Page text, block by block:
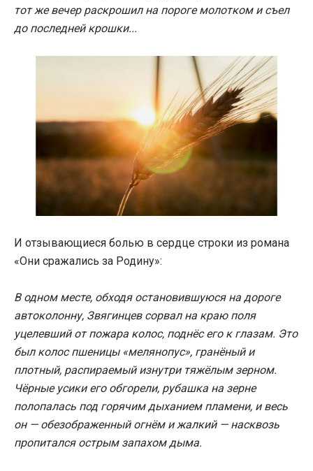
тот же вечер раскрошил на пороге молотком и съел
до последней крошки...
И отзывающиеся болью в сердце строки из романа
«Они сражались за Родину»:
В одном месте, обходя остановившуюся на дороге
автоколонну, Звягинцев сорвал на краю поля
уцелевший от пожара колос, поднёс его к глазам. Это
был колос пшеницы «мелянопус», гранёный и
плотный, распираемый изнутри тяжёлым зерном.
Чёрные усики его обгорели, рубашка на зерне
полопалась под горячим дыханием пламени, и весь
он — обезображенный огнём и жалкий — насквозь
пропитался острым запахом дыма.